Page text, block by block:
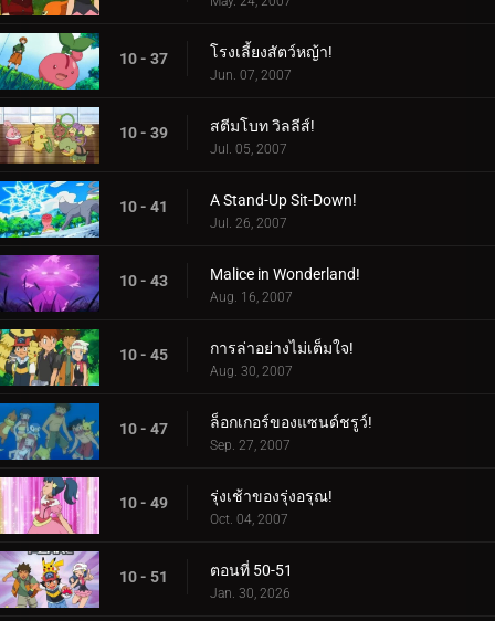
10 - 37 โรงเลี้ยงสัตว์หญ้า!
Jun. 07, 2007
10 - 39 สตีมโบท วิลลีส์!
Jul. 05, 2007
10 - 41 A Stand-Up Sit-Down!
Jul. 26, 2007
10 - 43 Malice in Wonderland!
Aug. 16, 2007
10 - 45 การล่าอย่างไม่เต็มใจ!
Aug. 30, 2007
10 - 47 ล็อกเกอร์ของแซนด์ชรูว์!
Sep. 27, 2007
10 - 49 รุ่งเช้าของรุ่งอรุณ!
Oct. 04, 2007
10 - 51 ตอนที่ 50-51
Jan. 30, 2026